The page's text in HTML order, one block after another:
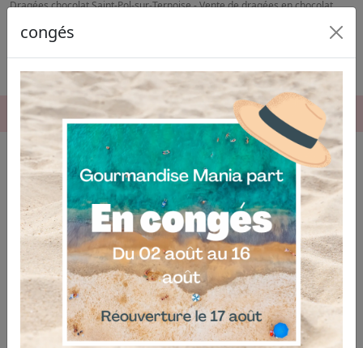
Dragées chocolat Saint-Pol-sur-Ternoise - Vente de dragées en chocolat
congés
06.04.03.19.74